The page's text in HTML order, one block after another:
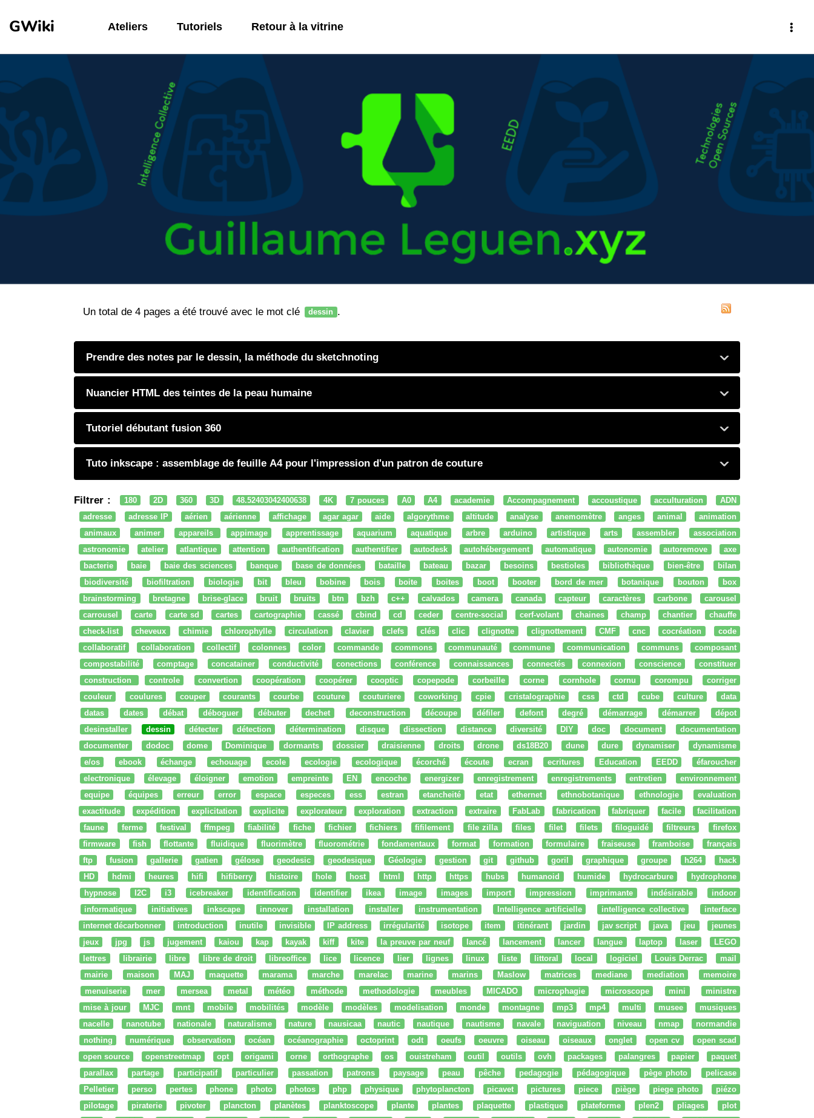
GWiki Ateliers Tutoriels Retour à la vitrine
Un total de 4 pages a été trouvé avec le mot clé dessin .
Prendre des notes par le dessin, la méthode du sketchnoting
Nuancier HTML des teintes de la peau humaine
Tutoriel débutant fusion 360
Tuto inkscape : assemblage de feuille A4 pour l'impression d'un patron de couture
Filtrer : 180 2D 360 3D 48.52403042400638 4K 7 pouces A0 A4 academie Accompagnement accoustique acculturation
ADN
adresse
adresse IP aérien aérienne affichage agar agar aide algorythme altitude analyse anemomètre anges animal
animation
animaux
animer appareils appimage apprentissage aquarium aquatique arbre arduino artistique arts assembler
association
astronomie
atelier atlantique attention authentification authentifier autodesk autohébergement automatique autonomie autoremove
axe
bacterie
baie baie des sciences banque base de données bataille bateau bazar besoins bestioles bibliothèque bien-être
bilan
biodiversité
biofiltration biologie bit bleu bobine bois boite boites boot booter bord de mer botanique bouton
box
brainstorming
bretagne brise-glace bruit bruits btn bzh c++ calvados camera canada capteur caractères carbone
carousel
carrousel
carte carte sd cartes cartographie cassé cbind cd ceder centre-social cerf-volant chaines champ chantier
chauffe
check-list
cheveux chimie chlorophylle circulation clavier clefs clés clic clignotte clignottement CMF cnc cocréation
code
collaboratif
collaboration collectif colonnes color commande commons communauté commune communication communs
composant
compostabilité
comptage concatainer conductivité conections conférence connaissances connectés connexion conscience
constituer
construction
controle convertion coopération coopérer cooptic copepode corbeille corne cornhole cornu corompu
corriger
couleur
coulures couper courants courbe couture couturiere coworking cpie cristalographie css ctd cube culture
data
datas
dates débat déboguer débuter dechet deconstruction découpe défiler defont degré démarrage démarrer
dépot
desinstaller
dessin détecter détection détermination disque dissection distance diversité DIY doc document
documentation
documenter
dodoc dome Dominique dormants dossier draisienne droits drone ds18B20 dune dure dynamiser
dynamisme
e/os
ebook échange echouage ecole ecologie ecologique écorché écoute ecran ecritures Education EEDD
éfaroucher
electronique
élevage éloigner emotion empreinte EN encoche energizer enregistrement enregistrements entretien
environnement
equipe
équipes erreur error espace especes ess estran etancheité etat ethernet ethnobotanique ethnologie
evaluation
exactitude
expédition explicitation explicite explorateur exploration extraction extraire FabLab fabrication fabriquer facile
facilitation
faune
ferme festival ffmpeg fiabilité fiche fichier fichiers fifilement file zilla files filet filets filoguidé filtreurs
firefox
firmware
fish flottante fluidique fluorimètre fluorométrie fondamentaux format formation formulaire fraiseuse framboise
français
ftp
fusion gallerie gatien gélose geodesic geodesique Géologie gestion git github goril graphique groupe h264
hack
HD
hdmi heures hifi hifiberry histoire hole host html http https hubs humanoid humide hydrocarbure
hydrophone
hypnose
I2C i3 icebreaker identification identifier ikea image images import impression imprimante indésirable
indoor
informatique
initiatives inkscape innover installation installer instrumentation Intelligence artificielle intelligence collective
interface
internet décarbonner
introduction inutile invisible IP address irrégularité isotope item itinérant jardin jav script java jeu
jeunes
jeux
jpg js jugement kaiou kap kayak kiff kite la preuve par neuf lancé lancement lancer langue laptop laser
LEGO
lettres
librairie libre libre de droit libreoffice lice licence lier lignes linux liste littoral local logiciel Louis Derrac
mail
mairie
maison MAJ maquette marama marche marelac marine marins Maslow matrices mediane mediation
memoire
menuiserie
mer mersea metal météo méthode methodologie meubles MICADO microphagie microscope mini
ministre
mise à jour
MJC mnt mobile mobilités modèle modèles modelisation monde montagne mp3 mp4 multi musee
musiques
nacelle
nanotube nationale naturalisme nature nausicaa nautic nautique nautisme navale naviguation niveau nmap
normandie
nothing
numérique observation océan océanographie octoprint odt oeufs oeuvre oiseau oiseaux onglet open cv
open scad
open source
openstreetmap opt origami orne orthographe os ouistreham outil outils ovh packages palangres papier
paquet
parallax
partage participatif particulier passation patrons paysage peau pêche pedagogie pédagogique pège photo
pelicase
Pelletier
perso pertes phone photo photos php physique phytoplancton picavet pictures piece piège piege photo
piézo
pilotage
piraterie pivoter plancton planètes planktoscope plante plantes plaquette plastique plateforme plen2 pliages
plot